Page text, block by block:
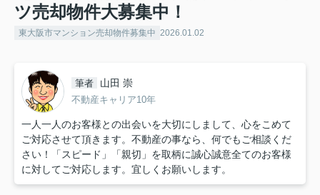
ツ売却物件大募集中！
東大阪市マンション売却物件募集中 2026.01.02
筆者 山田 崇
不動産キャリア10年
一人一人のお客様との出会いを大切にしまして、心をこめて
ご対応させて頂きます。不動産の事なら、何でもご相談くだ
さい！「スピード」「親切」を取柄に誠心誠意全てのお客様
に対してご対応します。宜しくお願いします。